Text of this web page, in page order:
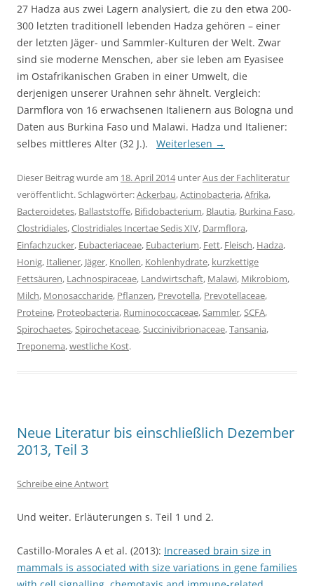
27 Hadza aus zwei Lagern analysiert, die zu den etwa 200-
300 letzten traditionell lebenden Hadza gehören – einer
der letzten Jäger- und Sammler-Kulturen der Welt. Zwar
sind sie moderne Menschen, aber sie leben am Eyasisee
im Ostafrikanischen Graben in einer Umwelt, die
derjenigen unserer Urahnen sehr ähnelt. Vergleich:
Darmflora von 16 erwachsenen Italienern aus Bologna und
Daten aus Burkina Faso und Malawi. Hadza und Italiener:
selbes mittleres Alter (32 J.). Weiterlesen →
Dieser Beitrag wurde am 18. April 2014unterAus der Fachliteratur
veröffentlicht. Schlagwörter:Ackerbau,Actinobacteria,Afrika,
Bacteroidetes, Ballaststoffe, Bifidobacterium, Blautia, Burkina Faso,
Clostridiales,Clostridiales Incertae Sedis XIV, Darmflora,
Einfachzucker, Eubacteriaceae, Eubacterium, Fett, Fleisch, Hadza,
Honig, Italiener, Jäger, Knollen, Kohlenhydrate, kurzkettige
Fettsäuren, Lachnospiraceae, Landwirtschaft, Malawi, Mikrobiom,
Milch, Monosaccharide, Pflanzen, Prevotella, Prevotellaceae,
Proteine, Proteobacteria, Ruminococcaceae,Sammler,SCFA,
Spirochaetes,Spirochetaceae,Succinivibrionaceae,Tansania,
Treponema,westliche Kost.
Neue Literatur bis einschließlich Dezember
2013, Teil 3
Schreibe eine Antwort
Und weiter. Erläuterungen s. Teil 1 und 2.
Castillo-Morales A et al. (2013): Increased brain size in
mammals is associated with size variations in gene families